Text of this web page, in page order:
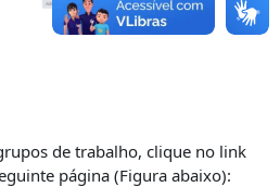
de trabalho, clique no link
página (Figura abaixo):